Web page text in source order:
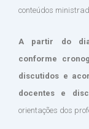
conteúdos
A partir do dia
conforme
discutidos e
docentes e
orientações dos